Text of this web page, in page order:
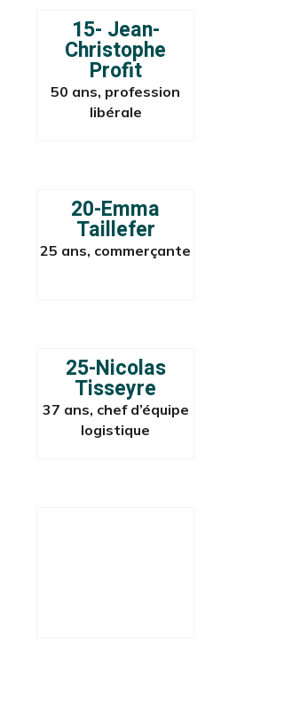
15- Jean-
Christophe
Profit
50 ans, profession
libérale
20-Emma
Taillefer
25 ans, commerçante
25-Nicolas
Tisseyre
37 ans, chef d’équipe
logistique